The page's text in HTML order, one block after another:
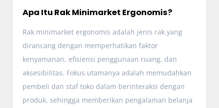
Apa Itu Rak Minimarket Ergonomis?
Rak minimarket ergonomis adalah jenis rak yang
dirancang dengan memperhatikan faktor
kenyamanan, efisiensi penggunaan ruang, dan
aksesibilitas. Fokus utamanya adalah memudahkan
pembeli dan staf toko dalam berinteraksi dengan
produk, sehingga memberikan pengalaman belanja